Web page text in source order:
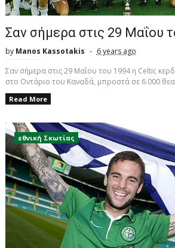
Σαν σήμερα στις 29 Μαΐου
by Manos Kassotakis
6 years ago
Σαν σήμερα στις 29 Μαΐου του 1994 η Celtic
στο Οντάριο του Καναδά, μπροστά σε 6.000
Read More
εθνική Σκωτίας